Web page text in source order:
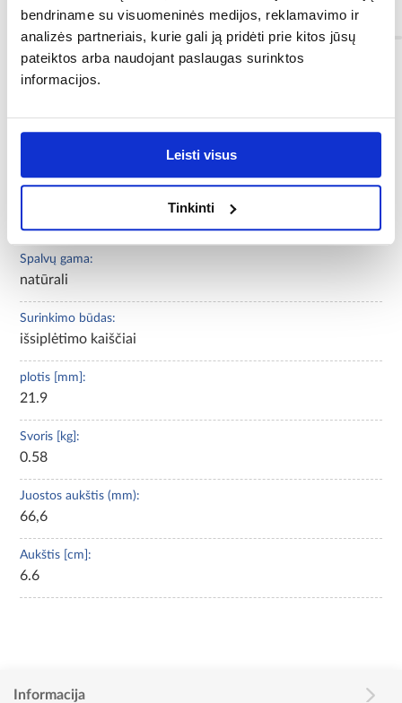
bendriname su visuomeninės medijos, reklamavimo ir
analizės partneriais, kurie gali ją pridėti prie kitos jūsų
pateiktos arba naudojant paslaugas surinktos
informacijos.
Leisti visus
Tinkinti
Informacija
Spalva:
Spalvų gama:
natūrali
Surinkimo būdas:
išsiplėtimo kaiščiai
plotis [mm]:
21.9
Svoris [kg]:
0.58
Juostos aukštis (mm):
66,6
Aukštis [cm]:
6.6
Informacija